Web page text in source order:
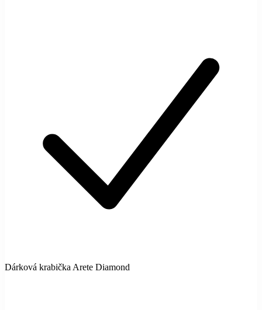
Dárková krabička Arete Diamond